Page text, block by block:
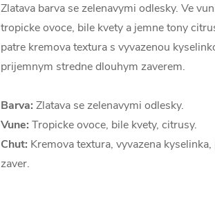
Zlatava barva se zelenavymi odlesky. Ve
tropicke ovoce, bile kvety a jemne tony
patre kremova textura s vyvazenou
prijemnym stredne dlouhym zaverem.
Barva: Zlatava se zelenavymi odlesky.
Vune: Tropicke ovoce, bile kvety, citrusy.
Chut: Kremova textura, vyvazena
zaver.